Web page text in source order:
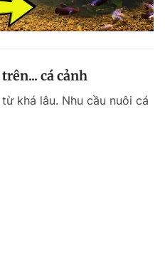
cá cảnh
khá lâu. Nhu cầu nuôi cá